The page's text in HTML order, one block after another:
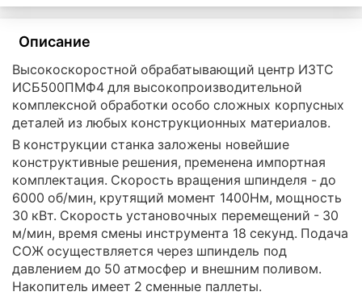
Описание
Высокоскоростной обрабатывающий центр ИЗТС
ИСБ500ПМФ4 для высокопроизводительной
комплексной обработки особо сложных корпусных
деталей из любых конструкционных материалов.
В конструкции станка заложены новейшие
конструктивные решения, пременена импортная
комплектация. Скорость вращения шпинделя - до
6000 об/мин, крутящий момент 1400Нм, мощность
30 кВт. Скорость установочных перемещений - 30
м/мин, время смены инструмента 18 секунд. Подача
СОЖ осуществляется через шпиндель под
давлением до 50 атмосфер и внешним поливом.
Накопитель имеет 2 сменные паллеты.